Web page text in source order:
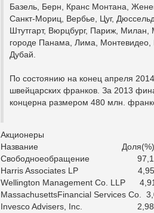
Базель, Берн, Кранс Монтана,
Санкт-Мориц, Вербье, Цуг,
Штутгарт, Вюрцбург, Париж,
городе Панама, Лима, Монтевидео,
Дубай.
По состоянию на конец апреля
швейцарских франков. За 2013
концерна размером 480 млн.
Акционеры
Название Доля(%)
Свободноеобращение
Harris Associates LP 4,95
Wellington Management Co. LLP 4,91
MassachusettsFinancial Services Co.
Invesco Advisers, Inc. 2,98